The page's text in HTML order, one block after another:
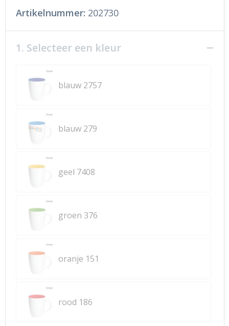
Ademhalingsbescherming
Artikelnummer: 202730
1. Selecteer een kleur
blauw 2757
blauw 279
geel 7408
groen 376
oranje 151
rood 186